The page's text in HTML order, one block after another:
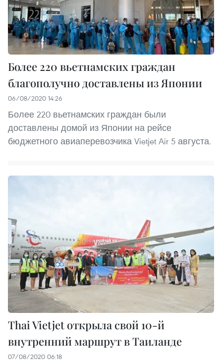
Более 220 вьетнамских граждан
благополучно доставлены из Японии
06/08/2020 14:26
Более 220 вьетнамских граждан были
доставлены домой из Японии на рейсе
бюджетного авиаперевозчика Vietjet Air 5 августа.
Thai Vietjet открыла свой 10-й
внутренний маршрут в Таиланде
07/08/2020 06:18